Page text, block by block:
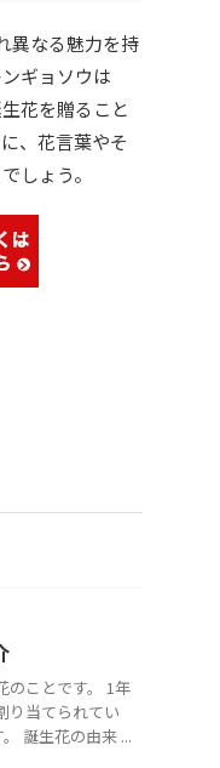
異なる魅力を持
ギョソウは
花を贈ること
、花言葉やそ
しょう。
のことです。 1年
り当てられてい
誕生花の由来 ...